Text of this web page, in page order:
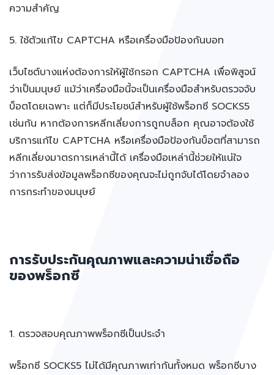
ความสำคัญ
5. ใช้ตัวแก้ไข CAPTCHA หรือเครื่องมือป้องกันบอท
เว็บไซต์บางแห่งต้องการให้ผู้ใช้กรอก CAPTCHA เพื่อพิสูจน์
ว่าเป็นมนุษย์ แม้ว่าเครื่องมือนี้จะเป็นเครื่องมือสำหรับตรวจจับ
บ็อตโดยเฉพาะ แต่ก็มีประโยชน์สำหรับผู้ใช้พร็อกซี SOCKS5
เช่นกัน หากต้องการหลีกเลี่ยงการถูกบล็อก คุณอาจต้องใช้
บริการแก้ไข CAPTCHA หรือเครื่องมือป้องกันบ็อตที่สามารถ
หลีกเลี่ยงมาตรการเหล่านี้ได้ เครื่องมือเหล่านี้ช่วยให้แน่ใจ
ว่าการรับส่งข้อมูลพร็อกซีของคุณจะไม่ถูกจับได้โดยจำลอง
การกระทำของมนุษย์
การรับประกันคุณภาพและความน่าเชื่อถือ
ของพร็อกซี
1. ตรวจสอบคุณภาพพร็อกซีเป็นประจำ
พร็อกซี SOCKS5 ไม่ได้มีคุณภาพเท่ากันทั้งหมด พร็อกซีบาง